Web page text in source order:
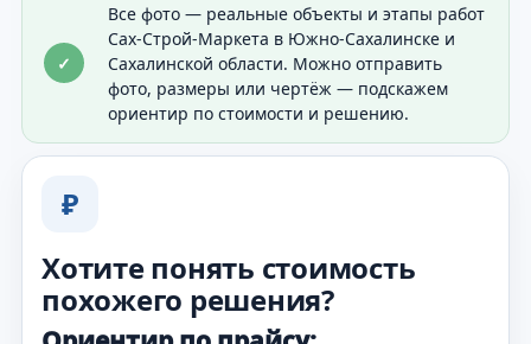
✓
Все фото — реальные объекты и этапы работ
Сах-Строй-Маркета в Южно-Сахалинске и
Сахалинской области. Можно отправить
фото, размеры или чертёж — подскажем
ориентир по стоимости и решению.
₽
Хотите понять стоимость
похожего решения?